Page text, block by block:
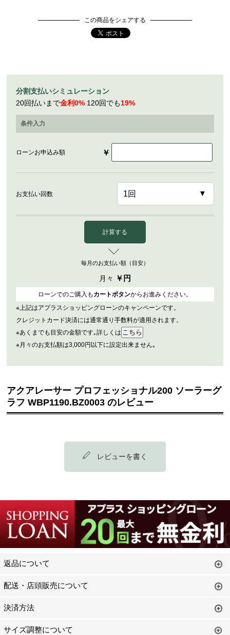
この商品をシェアする
分割支払いシミュレーション
20回払いまで金利0% 120回でも19%
条件入力
ローンお申込み額 ￥
お支払い回数
計算する
毎月のお支払い額（目安）
月々 ￥ 円
ローンでのご購入も カートボタンからお進みください。
※上記はアプラスショッピングローンのキャンペーンです。
クレジットカード決済には通常通り手数料が適用されます。
※あくまでも目安の金額です｡詳しくは
※月々のお支払額は3,000円以下に設定出来ません｡
アクアレーサー プロフェッショナル200 ソーラーグ
ラフ WBP1190.BZ0003 のレビュー
レビューを書く
返品について
配送・店頭販売について
決済方法
サイズ調整について